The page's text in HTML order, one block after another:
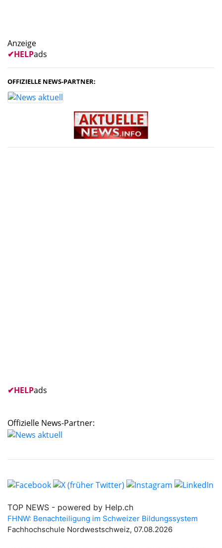
Anzeige
✔HELPads
OFFIZIELLE NEWS-PARTNER:
✔HELPads
Offizielle News-Partner: